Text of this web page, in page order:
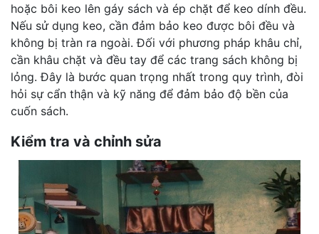
hoặc bôi keo lên gáy sách và ép chặt để keo dính đều.
Nếu sử dụng keo, cần đảm bảo keo được bôi đều và
không bị tràn ra ngoài. Đối với phương pháp khâu chỉ,
cần khâu chặt và đều tay để các trang sách không bị
lỏng. Đây là bước quan trọng nhất trong quy trình, đòi
hỏi sự cẩn thận và kỹ năng để đảm bảo độ bền của
cuốn sách.
Kiểm tra và chỉnh sửa